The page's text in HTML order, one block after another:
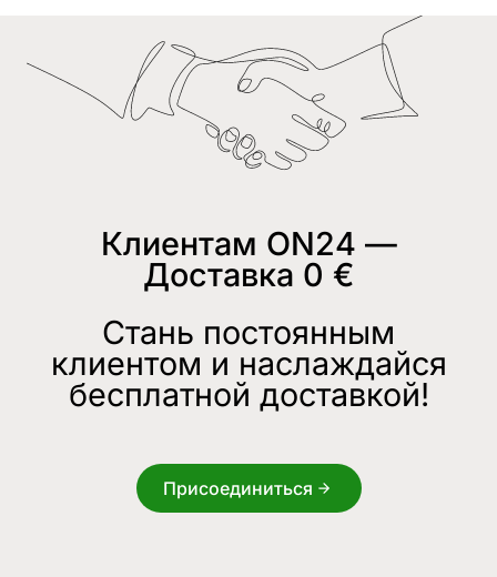
Клиентам ON24 —
Доставка 0 €
Стань постоянным
клиентом и наслаждайся
бесплатной доставкой!
Присоединиться